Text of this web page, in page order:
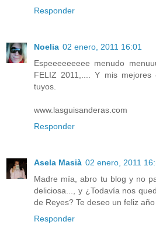
Responder
Noelia 02 enero, 2011 16:01
Espeeeeeeeee menudo
FELIZ 2011,.... Y mis
tuyos.
www.lasguisanderas.com
Responder
Asela Masià 02 enero, 2011
Madre mía, abro tu blog y no
deliciosa..., y ¿Todavía nos
de Reyes? Te deseo un feliz año
Responder